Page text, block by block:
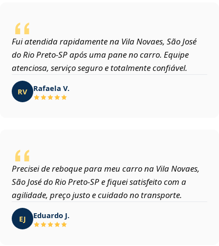
Fui atendida rapidamente na Vila Novaes, São José
do Rio Preto‑SP após uma pane no carro. Equipe
atenciosa, serviço seguro e totalmente confiável.
RV Rafaela V.
Precisei de reboque para meu carro na Vila Novaes,
São José do Rio Preto‑SP e fiquei satisfeito com a
agilidade, preço justo e cuidado no transporte.
EJ Eduardo J.